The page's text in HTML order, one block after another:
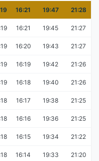
16:21 19:47 21:28
16:21 19:45 21:27
16:20 19:43 21:27
16:19 19:42 21:26
16:18 19:40 21:26
16:17 19:38 21:25
16:16 19:36 21:25
16:15 19:34 21:22
16:14 19:33 21:20